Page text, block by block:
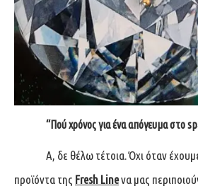
“Πού χρόνος για ένα απόγευμα στο
Α, δε θέλω τέτοια. Όχι όταν έχουμε
προϊόντα της Fresh Lineνα μας